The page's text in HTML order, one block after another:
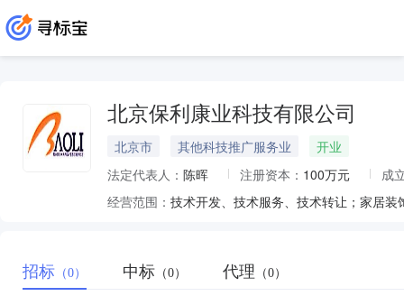
北京保利康业科技有限公司
北京市 其他科技推广服务业
开业
法定代表人： 陈晖 注册资本： 100万元
成
经营范围：
招标 （0） 中标 （0） 代理 （0）